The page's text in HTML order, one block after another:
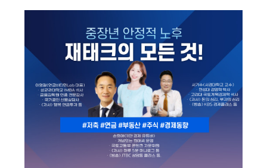
보도자료
자유게시판